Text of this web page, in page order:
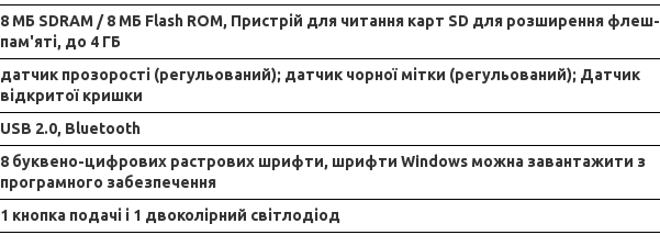
8 МБ SDRAM / 8 МБ Flash ROM, Пристрій для читання карт SD для розширення флеш-
пам'яті, до 4 ГБ
датчик прозорості (регульований); датчик чорної мітки (регульований); Датчик
відкритої кришки
USB 2.0, Bluetooth
8 буквено-цифрових растрових шрифти, шрифти Windows можна завантажити з
програмного забезпечення
1 кнопка подачі і 1 двоколірний світлодіод